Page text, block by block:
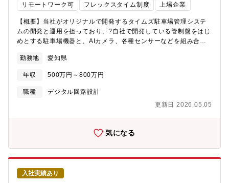
強みです。・業務を通して、必然的に一貫した技術力が身に付き
す。■同社の魅力・会社の安定性…伊藤忠商事と名古屋鉄道の子会
社として、安定した基盤と受注あり。利益率は通常1～2％と言わ
れる中、4～4.5％と高い水準を維持。・定着率…株式会社福利厚
生倶楽部中部（名古屋鉄道の合弁会社）によるリロクラブに加入
リモートワーク可 フレックスタイム制度 上場企業
【概要】当社がオリジナルで開発するタイムズ駐車場管理システ
ムの開発と運用を担っており、?自社で開発している管制盤をはじ
めとする駐車場機器と、AIカメラ、各種センサーなどを組み合わ
は、標準化された駐車場総合管制システムの回路パターンに当て
はまらないような、新規かつ特殊な大型駐車場の開設や更改、既
存の他社運営駐車場を当社に移管する際に発生する回路設計をお
任せします。?（一例ではありますが、当社が運営を担っている大
内再開発プロジェクトの中でも最大級）当部が回路設計を担って
案件がメイン）?・駐車場オープン時のトラブル発生に伴う現場対
応及び調整?・駐車場総合管制システムの現地動作確認、機器調
整?将来的には：・駐車場総合管制システムの要件定義、開発など
もお任せする予定です。?研修について：?入社後、2～3カ月かけ
てOJTを行います。?独り立ちするまでしっかりサポートいたしま
すのでご安心ください。?【配属先】ICT推進本部 タイムズパー
勤務地 愛知県
年収 500万円～800万円
職種
デジタル回路設計
更新日 2026.05.05
気になる
入社実績あり